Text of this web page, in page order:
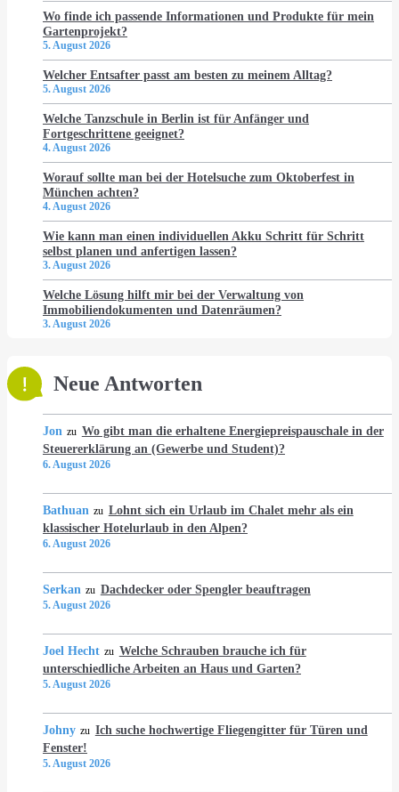
Wo finde ich passende Informationen und Produkte für mein
Gartenprojekt?
5. August 2026
Welcher Entsafter passt am besten zu meinem Alltag?
5. August 2026
Welche Tanzschule in Berlin ist für Anfänger und
Fortgeschrittene geeignet?
4. August 2026
Worauf sollte man bei der Hotelsuche zum Oktoberfest in
München achten?
4. August 2026
Wie kann man einen individuellen Akku Schritt für Schritt
selbst planen und anfertigen lassen?
3. August 2026
Welche Lösung hilft mir bei der Verwaltung von
Immobiliendokumenten und Datenräumen?
3. August 2026
Neue Antworten
Jon zu Wo gibt man die erhaltene Energiepreispauschale in der
Steuererklärung an (Gewerbe und Student)?
6. August 2026
Bathuan zu Lohnt sich ein Urlaub im Chalet mehr als ein
klassischer Hotelurlaub in den Alpen?
6. August 2026
Serkan zu Dachdecker oder Spengler beauftragen
5. August 2026
Joel Hecht zu Welche Schrauben brauche ich für
unterschiedliche Arbeiten an Haus und Garten?
5. August 2026
Johny zu Ich suche hochwertige Fliegengitter für Türen und
Fenster!
5. August 2026